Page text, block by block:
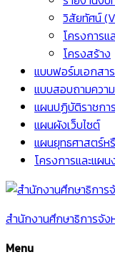
วิสัยทัศน์
โครงการแ
โครงสร้าง
แบบฟอร์มเอกสาร
แบบสอบถามควา
แผนปฏิบัติราชกา
แผนผังเว็บไซต์
แผนยุทธศาสตร์
โครงการและแผน
สำนักงานศึกษาธิการจัง
Menu